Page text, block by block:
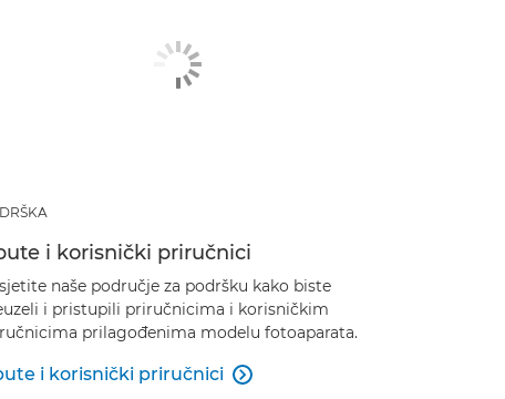
i korisnički priručnici
naše područje za podršku kako biste
i pristupili priručnicima i korisničkim
prilagođenima modelu fotoaparata.
i korisnički priručnici 